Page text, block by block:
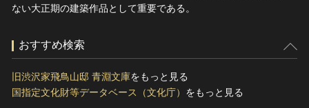
ない大正期の建築作品として重要である。
おすすめ検索
旧渋沢家飛鳥山邸 青淵文庫をもっと見る
国指定文化財等データベース（文化庁） をもっと見る